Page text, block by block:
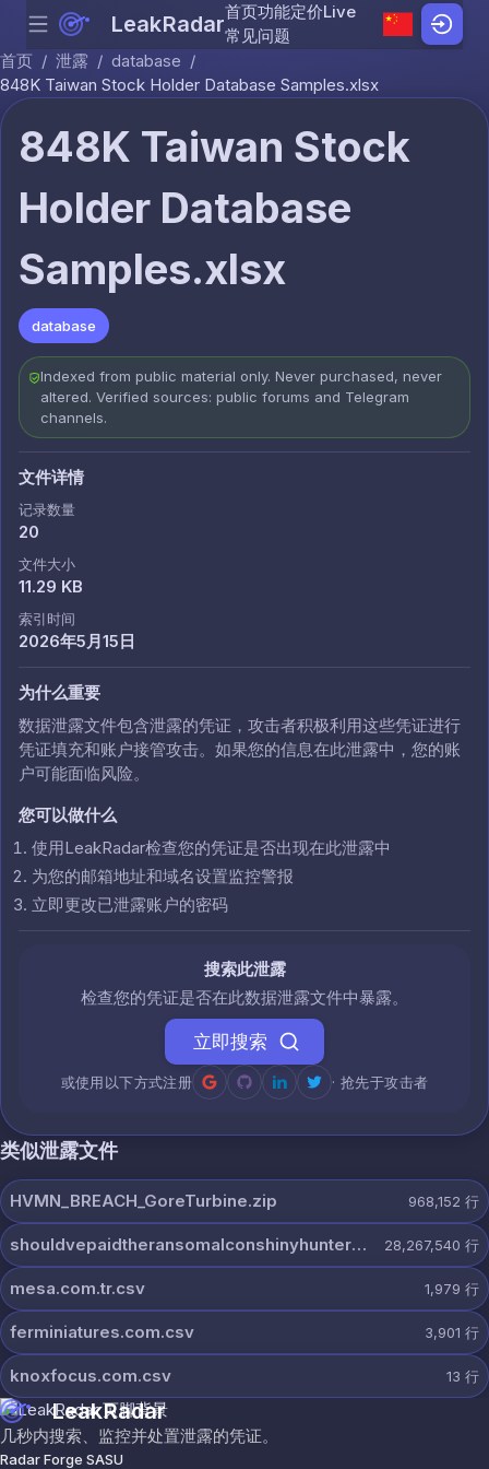
Skip to content
Menu LeakRadar首页功能定价Live
常见问题
首页 / 泄露 / database /
848K Taiwan Stock Holder Database Samples.xlsx
848K Taiwan Stock
Holder Database
Samples.xlsx
database
Indexed from public material only. Never purchased, never
altered. Verified sources: public forums and Telegram
channels.
文件详情
记录数量
20
文件大小
11.29 KB
索引时间
2026年5月15日
为什么重要
数据泄露文件包含泄露的凭证，攻击者积极利用这些凭证进行
凭证填充和账户接管攻击。如果您的信息在此泄露中，您的账
户可能面临风险。
您可以做什么
使用LeakRadar检查您的凭证是否出现在此泄露中
为您的邮箱地址和域名设置监控警报
立即更改已泄露账户的密码
搜索此泄露
检查您的凭证是否在此数据泄露文件中暴露。
立即搜索
或使用以下方式注册 · 抢先于攻击者
类似泄露文件
HVMN_BREACH_GoreTurbine.zip 968,152 行
shouldvepaidtheransomalconshinyhunters.7z 28,267,540 行
mesa.com.tr.csv 1,979 行
ferminiatures.com.csv 3,901 行
knoxfocus.com.csv 13 行
LeakRadar
几秒内搜索、监控并处置泄露的凭证。
Radar Forge SASU